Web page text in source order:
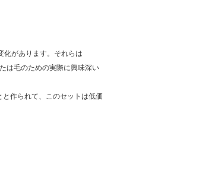
化があります。それらは
は毛のための実際に興味深い
作られて、このセットは低価